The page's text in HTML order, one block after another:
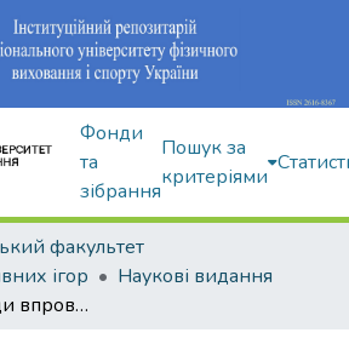
Фонди
та
зібрання
Пошук за
критеріями
факультет
ігор
Наукові видання
Методичні засади впровадження технології профілактики функціональної моторної асиметрії школярів 6-10 років в процесі оздоровчих занять тенісом